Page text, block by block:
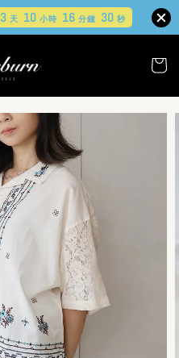
3天 10小時 16分鐘 28 秒